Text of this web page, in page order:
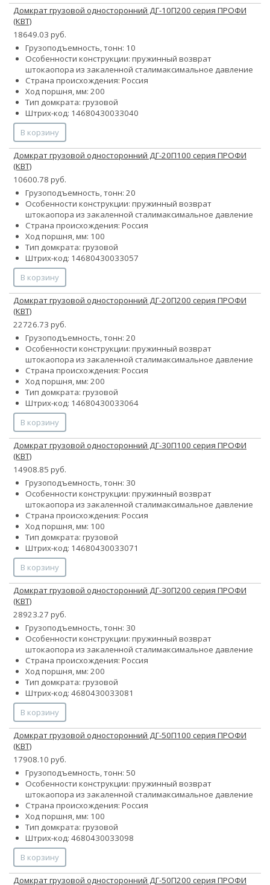
Домкрат грузовой односторонний ДГ-10П200 серия ПРОФИ
(КВТ)
18649.03 руб.
Грузоподъемность, тонн: 10
Особенности конструкции: пружинный возврат
штокаопора из закаленной сталимаксимальное давление
Страна происхождения: Россия
Ход поршня, мм: 200
Тип домкрата: грузовой
Штрих-код: 14680430033040
В корзину
Домкрат грузовой односторонний ДГ-20П100 серия ПРОФИ
(КВТ)
10600.78 руб.
Грузоподъемность, тонн: 20
Особенности конструкции: пружинный возврат
штокаопора из закаленной сталимаксимальное давление
Страна происхождения: Россия
Ход поршня, мм: 100
Тип домкрата: грузовой
Штрих-код: 14680430033057
В корзину
Домкрат грузовой односторонний ДГ-20П200 серия ПРОФИ
(КВТ)
22726.73 руб.
Грузоподъемность, тонн: 20
Особенности конструкции: пружинный возврат
штокаопора из закаленной сталимаксимальное давление
Страна происхождения: Россия
Ход поршня, мм: 200
Тип домкрата: грузовой
Штрих-код: 14680430033064
В корзину
Домкрат грузовой односторонний ДГ-30П100 серия ПРОФИ
(КВТ)
14908.85 руб.
Грузоподъемность, тонн: 30
Особенности конструкции: пружинный возврат
штокаопора из закаленной сталимаксимальное давление
Страна происхождения: Россия
Ход поршня, мм: 100
Тип домкрата: грузовой
Штрих-код: 14680430033071
В корзину
Домкрат грузовой односторонний ДГ-30П200 серия ПРОФИ
(КВТ)
28923.27 руб.
Грузоподъемность, тонн: 30
Особенности конструкции: пружинный возврат
штокаопора из закаленной сталимаксимальное давление
Страна происхождения: Россия
Ход поршня, мм: 200
Тип домкрата: грузовой
Штрих-код: 4680430033081
В корзину
Домкрат грузовой односторонний ДГ-50П100 серия ПРОФИ
(КВТ)
17908.10 руб.
Грузоподъемность, тонн: 50
Особенности конструкции: пружинный возврат
штокаопора из закаленной сталимаксимальное давление
Страна происхождения: Россия
Ход поршня, мм: 100
Тип домкрата: грузовой
Штрих-код: 4680430033098
В корзину
Домкрат грузовой односторонний ДГ-50П200 серия ПРОФИ